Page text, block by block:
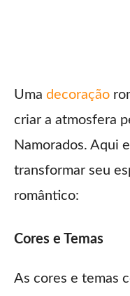
Uma decoração
criar a atmosfera
Namorados. Aqui
transformar seu
romântico:
Cores e Temas
As cores e temas